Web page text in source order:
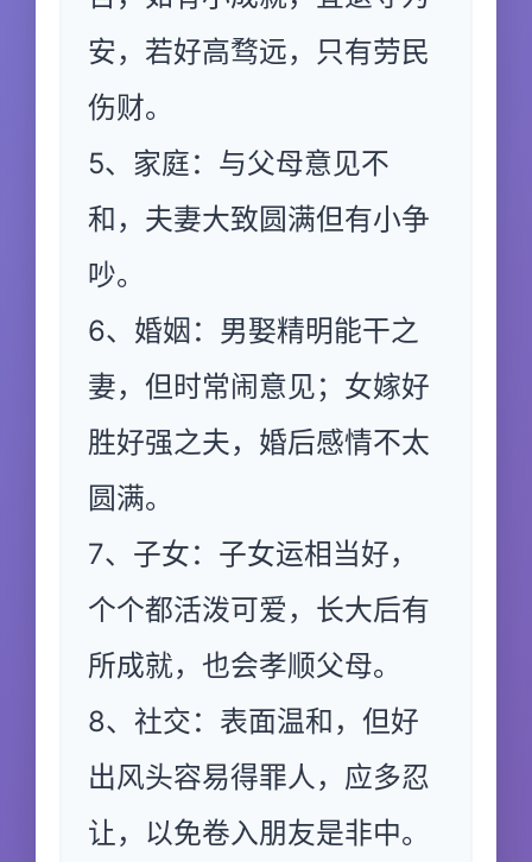
安，若好高骛远，只有劳民
伤财。
5、家庭：与父母意见不
和，夫妻大致圆满但有小争
吵。
6、婚姻：男娶精明能干之
妻，但时常闹意见；女嫁好
胜好强之夫，婚后感情不太
圆满。
7、子女：子女运相当好，
个个都活泼可爱，长大后有
所成就，也会孝顺父母。
8、社交：表面温和，但好
出风头容易得罪人，应多忍
让，以免卷入朋友是非中。